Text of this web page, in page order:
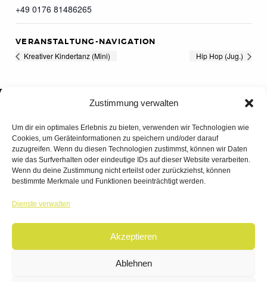
Zustimmung verwalten
Um dir ein optimales Erlebnis zu bieten, verwenden wir Technologien wie
Cookies, um Geräteinformationen zu speichern und/oder darauf
zuzugreifen. Wenn du diesen Technologien zustimmst, können wir Daten
wie das Surfverhalten oder eindeutige IDs auf dieser Website verarbeiten.
Wenn du deine Zustimmung nicht erteilst oder zurückziehst, können
bestimmte Merkmale und Funktionen beeinträchtigt werden.
Dienste verwalten
Akzeptieren
Ablehnen
+49 0176 81486265
VERANSTALTUNG-NAVIGATION
Kreativer Kindertanz (Mini) Hip Hop (Jug.)
© 2026 | TANZWERK
DATENSCHUTZ